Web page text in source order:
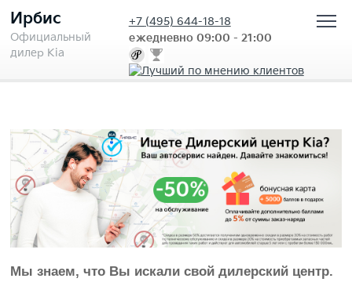
Ирбис
Официальный
дилер Kia
+7 (495) 644-18-18
ежедневно 09:00 - 21:00
Мы знаем, что Вы искали свой дилерский центр.